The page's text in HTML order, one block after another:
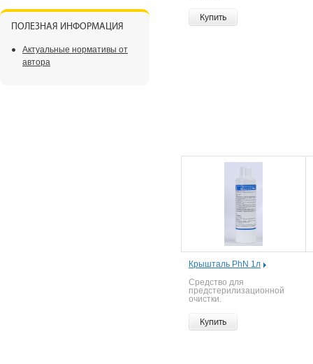
Купить
Крышталь PhN 1л
Средство для
предстерилизационной
очистки.
Купить
ПОЛЕЗНАЯ ИНФОРМАЦИЯ
Актуальные нормативы от
автора